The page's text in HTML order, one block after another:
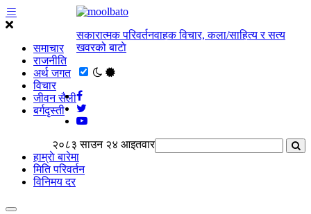
समाचार
राजनीति
अर्थ जगत
विचार
जीवन सैली
बर्गदृस्ती
सकारात्मक परिवर्तनवाहक विचार, कला/साहित्य र सत्य
खवरको बाटाे
२०८३ साउन २४ आइतवार
हाम्राे बारेमा
मिति परिवर्तन
विनिमय दर